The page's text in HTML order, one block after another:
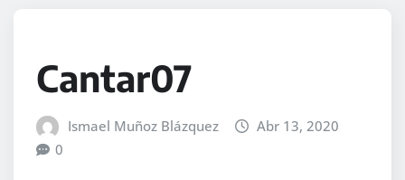
Cantar07
Ismael Muñoz Blázquez
Abr 13, 2020
0